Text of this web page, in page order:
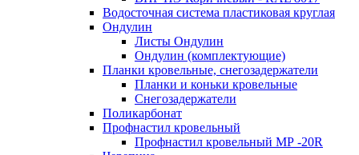
Водосточная система пластиковая круглая
Ондулин
Листы Ондулин
Ондулин (комплектующие)
Планки кровельные, снегозадержатели
Планки и коньки кровельные
Снегозадержатели
Поликарбонат
Профнастил кровельный
Профнастил кровельный МР -20R